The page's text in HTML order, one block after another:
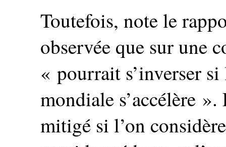
Toutefois, note le
observée que sur une
« pourrait s’inverser
mondiale s’accélère
mitigé si l’on